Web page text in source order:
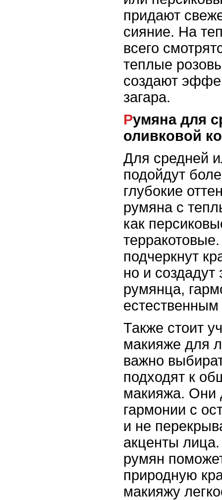
придают
сияние. На
всего
теплые
создают
загара.
Румяна для средней и
оливковой
Для средней
подойдут
глубокие
румяна с
как
подчеркнут
но и
румянца,
Также стоит
макияже для
важно
подходят к
макияжа. Они
гармонии с
и не
акценты
румян
природную
макияжу